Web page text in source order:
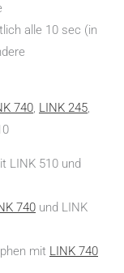
alle 10 sec (in
740, LINK 245,
LINK 510 und
740 und LINK
mit LINK 740